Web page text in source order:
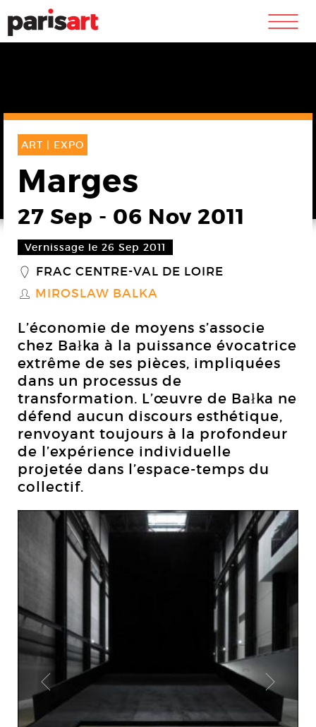
m
ART | EXPO
Marges
27 Sep - 06 Nov 2011
Vernissage le 26 Sep 2011
_ FRAC CENTRE-VAL DE LOIRE
S MIROSLAW BALKA
L’économie de moyens s’associe
chez Bałka à la puissance évocatrice
extrême de ses pièces, impliquées
dans un processus de
transformation. L’œuvre de Bałka ne
défend aucun discours esthétique,
renvoyant toujours à la profondeur
de l’expérience individuelle
projetée dans l’espace-temps du
collectif.